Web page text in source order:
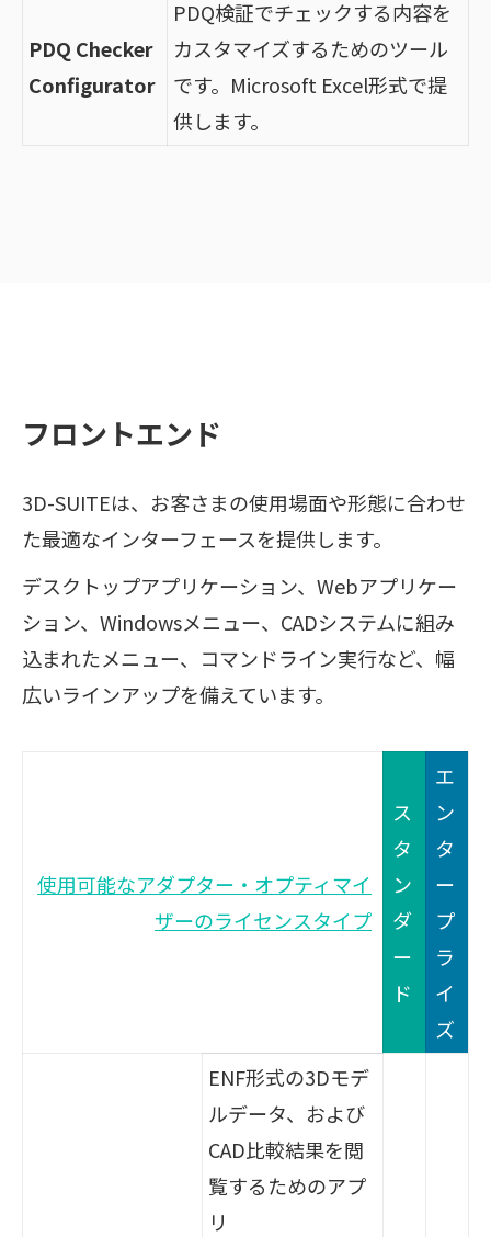
PDQ Checker
Configurator
PDQ検証でチェックする内容を
カスタマイズするためのツール
です。Microsoft Excel形式で提
供します。
フロントエンド
3D-SUITEは、お客さまの使用場面や形態に合わせ
た最適なインターフェースを提供します。
デスクトップアプリケーション、Webアプリケー
ション、Windowsメニュー、CADシステムに組み
込まれたメニュー、コマンドライン実行など、幅
広いラインアップを備えています。
使用可能なアダプター・オプティマイ
ザーのライセンスタイプ
ス
タ
ン
ダ
ー
ド
エ
ン
タ
ー
プ
ラ
イ
ズ
ENF形式の3Dモデ
ルデータ、および
CAD比較結果を閲
覧するためのアプ
リ